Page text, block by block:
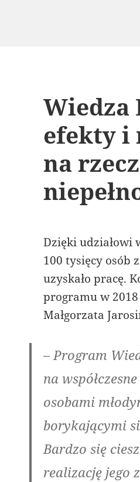
Wiedza
efekty i
na
Dzięki udziałowi
100 tysięcy osób
uzyskało pracę.
programu w
Małgorzata
– Program
na
osobami
borykającymi
Bardzo się
realizację jego